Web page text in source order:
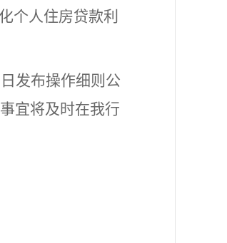
个人住房贷款利
日发布操作细则公
宜将及时在我行